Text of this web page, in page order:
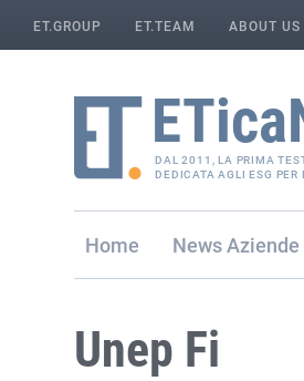
ET.GROUP ET.TEAM ABOUT US
DAL 2011, LA PRIMA
DEDICATA AGLI ESG
Home Aziende
Unep Fi